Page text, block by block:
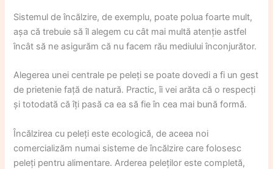
Sistemul de încălzire, de exemplu, poate polua foarte mult,
așa că trebuie să îl alegem cu cât mai multă atenție astfel
încât să ne asigurăm că nu facem rău mediului înconjurător.
Alegerea unei centrale pe peleți se poate dovedi a fi un gest
de prietenie față de natură. Practic, îi vei arăta că o respecți
și totodată că îți pasă ca ea să fie în cea mai bună formă.
Încălzirea cu peleți este ecologică, de aceea noi
comercializăm numai sisteme de încălzire care folosesc
peleți pentru alimentare. Arderea peleților este completă,